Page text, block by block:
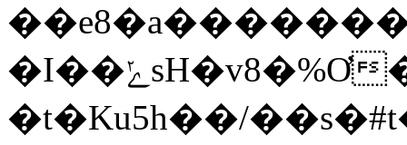
�I��ݺsH�v8�%Ơ� )�� ����&�O�
�t�Ku5h��/